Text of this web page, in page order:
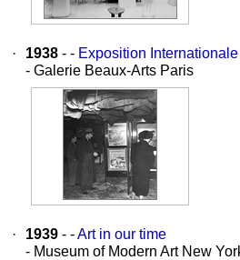
· 1938 - - Exposition
- Galerie Beaux-Arts Paris
· 1939 - -Art in our time
- Museum of Modern Art New